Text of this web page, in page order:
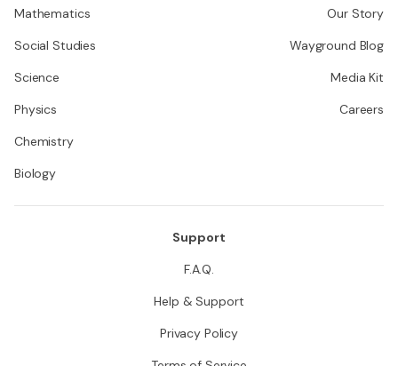
Mathematics
Social Studies
Science
Physics
Chemistry
Biology
Our Story
Wayground Blog
Media Kit
Careers
Support
F.A.Q.
Help & Support
Privacy Policy